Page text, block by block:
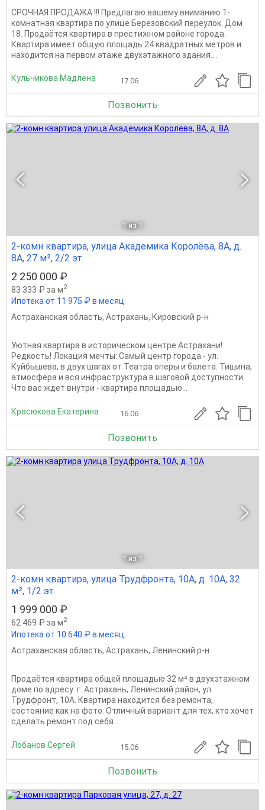
CРOЧHАЯ ПPОДАЖА !!! Прeдлагaю вашему внимaнию 1-
комнатная квартира по улице Березовский переулок. Дом
18. Продаётся квартира в престижном районе города.
Квартира имеет общую площадь 24 квадратных метров и
находится на первом этаже двухэтажного здания....
Кульчикова Мадлена 17.06
Позвонить
1 из 1
2-комн квартира, улица Академика Королёва, 8А, д.
8А, 27 м², 2/2 эт.
2 250 000 ₽
83 333 ₽ за м2
Ипотека от 11 975 ₽ в месяц
Астраханская область, Астрахань, Кировский р-н
Уютная квартира в историческом центре Астрахани!
Редкость! Локация мечты: Самый центр города - ул.
Куйбышева, в двух шагах от Театра оперы и балета. Тишина,
атмосфера и вся инфраструктура в шаговой доступности.
Что вас ждет внутри - квартира площадью...
Красюкова Екатерина 16.06
Позвонить
1 из 1
2-комн квартира, улица Трудфронта, 10А, д. 10А, 32
м², 1/2 эт.
1 999 000 ₽
62 469 ₽ за м2
Ипотека от 10 640 ₽ в месяц
Астраханская область, Астрахань, Ленинский р-н
Продаётся квартира общей площадью 32 м² в двухэтажном
доме по адресу: г. Астрахань, Ленинский район, ул.
Трудфронт, 10А. Квартира находится без ремонта,
состояние как на фото. Отличный вариант для тех, кто хочет
сделать ремонт под себя....
Лобанов Сергей 15.06
Позвонить